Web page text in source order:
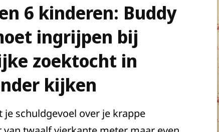
6 kinderen: Buddy
ingrijpen bij
zoektocht in
kijken
je schuldgevoel over je krappe